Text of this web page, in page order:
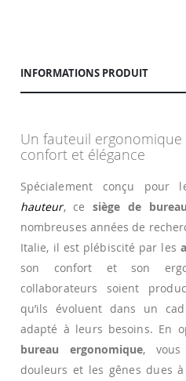
INFORMATIONS PRODUIT
Un fauteuil
confort et élégance
Spécialement conçu pour
hauteur, ce siège de
nombreuses années de
Italie, il est plébiscité par les
son confort et son
collaborateurs soient
qu’ils évoluent dans un
adapté à leurs besoins. En
bureau ergonomique, vous
douleurs et les gênes dues